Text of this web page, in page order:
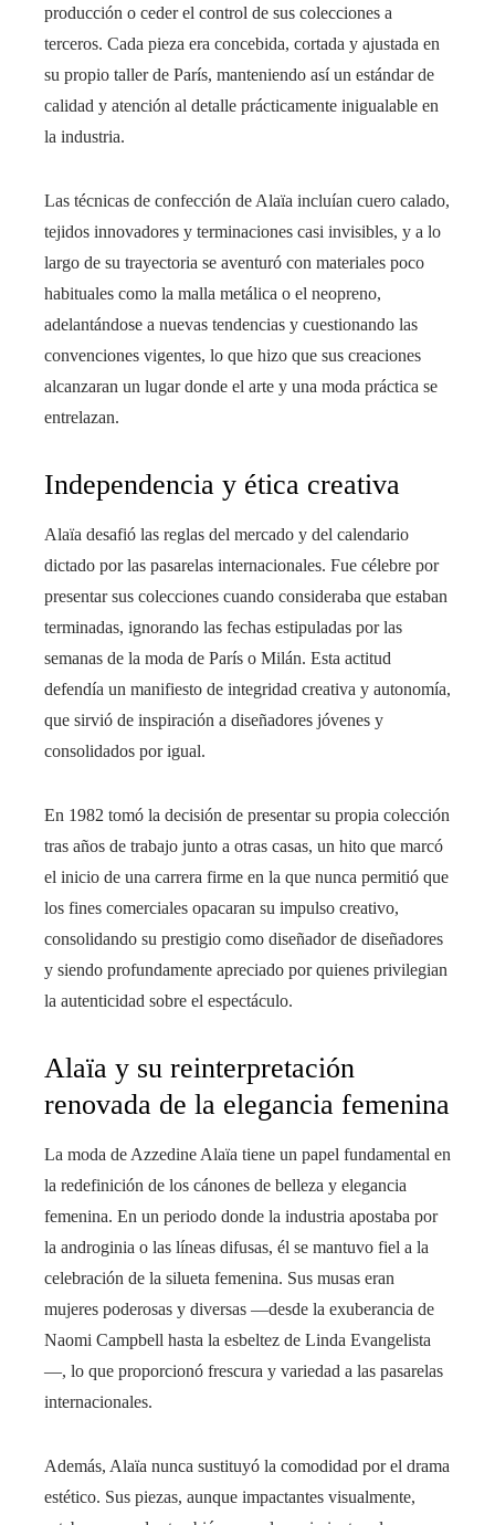
producción o ceder el control de sus colecciones a
terceros. Cada pieza era concebida, cortada y ajustada en
su propio taller de París, manteniendo así un estándar de
calidad y atención al detalle prácticamente inigualable en
la industria.
Las técnicas de confección de Alaïa incluían cuero calado,
tejidos innovadores y terminaciones casi invisibles, y a lo
largo de su trayectoria se aventuró con materiales poco
habituales como la malla metálica o el neopreno,
adelantándose a nuevas tendencias y cuestionando las
convenciones vigentes, lo que hizo que sus creaciones
alcanzaran un lugar donde el arte y una moda práctica se
entrelazan.
Independencia y ética creativa
Alaïa desafió las reglas del mercado y del calendario
dictado por las pasarelas internacionales. Fue célebre por
presentar sus colecciones cuando consideraba que estaban
terminadas, ignorando las fechas estipuladas por las
semanas de la moda de París o Milán. Esta actitud
defendía un manifiesto de integridad creativa y autonomía,
que sirvió de inspiración a diseñadores jóvenes y
consolidados por igual.
En 1982 tomó la decisión de presentar su propia colección
tras años de trabajo junto a otras casas, un hito que marcó
el inicio de una carrera firme en la que nunca permitió que
los fines comerciales opacaran su impulso creativo,
consolidando su prestigio como diseñador de diseñadores
y siendo profundamente apreciado por quienes privilegian
la autenticidad sobre el espectáculo.
Alaïa y su reinterpretación
renovada de la elegancia femenina
La moda de Azzedine Alaïa tiene un papel fundamental en
la redefinición de los cánones de belleza y elegancia
femenina. En un periodo donde la industria apostaba por
la androginia o las líneas difusas, él se mantuvo fiel a la
celebración de la silueta femenina. Sus musas eran
mujeres poderosas y diversas —desde la exuberancia de
Naomi Campbell hasta la esbeltez de Linda Evangelista
—, lo que proporcionó frescura y variedad a las pasarelas
internacionales.
Además, Alaïa nunca sustituyó la comodidad por el drama
estético. Sus piezas, aunque impactantes visualmente,